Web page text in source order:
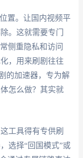
置。让国内视频平
。这就需要专门
侧重隐私和访问
，用来刷剧往往
的加速器，专为解
怎么做？其实就
工具得有专供刷
选择“回国模式”或